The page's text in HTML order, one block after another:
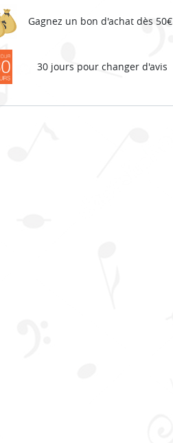
Gagnez un bon d'achat dès 50€
30 jours pour changer d'avis